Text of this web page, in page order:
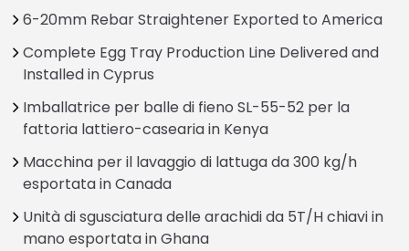
6-20mm Rebar Straightener Exported to America
Complete Egg Tray Production Line Delivered and
Installed in Cyprus
Imballatrice per balle di fieno SL-55-52 per la
fattoria lattiero-casearia in Kenya
Macchina per il lavaggio di lattuga da 300 kg/h
esportata in Canada
Unità di sgusciatura delle arachidi da 5T/H chiavi in
mano esportata in Ghana